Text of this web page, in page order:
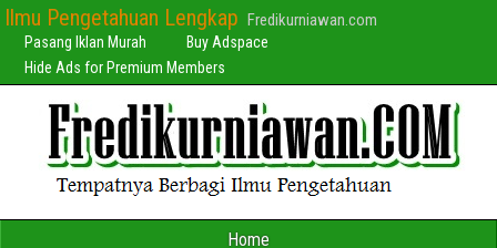
Ilmu Pengetahuan Lengkap Fredikurniawan.com
Pasang Iklan Murah
Buy Adspace
Hide Ads for Premium Members
Home